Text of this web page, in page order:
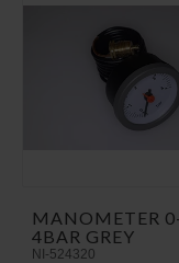
MANOMETER
4BAR GREY
NI-524320